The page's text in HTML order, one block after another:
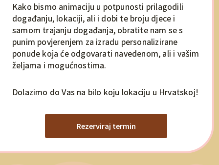
Kako bismo animaciju u potpunosti prilagodili
događanju, lokaciji, ali i dobi te broju djece i
samom trajanju događanja, obratite nam se s
punim povjerenjem za izradu personalizirane
ponude koja će odgovarati navedenom, ali i vašim
željama i mogućnostima.
Dolazimo do Vas na bilo koju lokaciju u Hrvatskoj!
Rezerviraj termin